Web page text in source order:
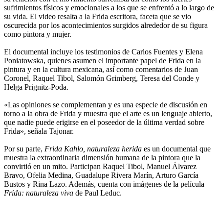
sufrimientos físicos y emocionales a los que se enfrentó a lo largo de
su vida. El video resalta a la Frida escritora, faceta que se vio
oscurecida por los acontecimientos surgidos alrededor de su figura
como pintora y mujer.
El documental incluye los testimonios de Carlos Fuentes y Elena
Poniatowska, quienes asumen el importante papel de Frida en la
pintura y en la cultura mexicana, así como comentarios de Juan
Coronel, Raquel Tibol, Salomón Grimberg, Teresa del Conde y
Helga Prignitz-Poda.
«Las opiniones se complementan y es una especie de discusión en
torno a la obra de Frida y muestra que el arte es un lenguaje abierto,
que nadie puede erigirse en el poseedor de la última verdad sobre
Frida», señala Tajonar.
Por su parte, Frida Kahlo, naturaleza herida es un documental que
muestra la extraordinaria dimensión humana de la pintora que la
convirtió en un mito. Participan Raquel Tibol, Manuel Álvarez
Bravo, Ofelia Medina, Guadalupe Rivera Marín, Arturo García
Bustos y Rina Lazo. Además, cuenta con imágenes de la película
Frida: naturaleza viva de Paul Leduc.